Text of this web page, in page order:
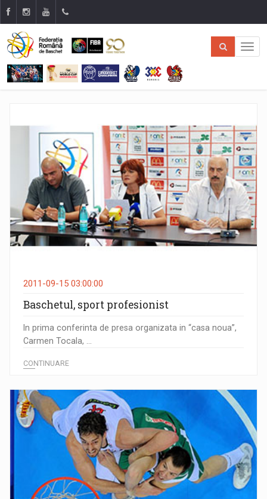
2011-09-15 03:00:00
Baschetul, sport profesionist
In prima conferinta de presa organizata in “casa noua”,
Carmen Tocala, ...
CONTINUARE